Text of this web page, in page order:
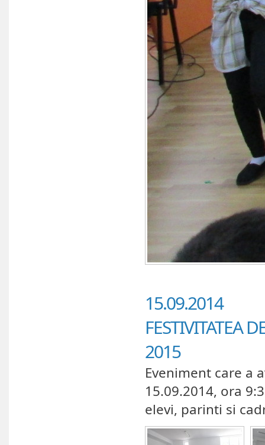
15.09.2014
FESTIVITATEA
2015
Eveniment care a
15.09.2014, ora
elevi, parinti si